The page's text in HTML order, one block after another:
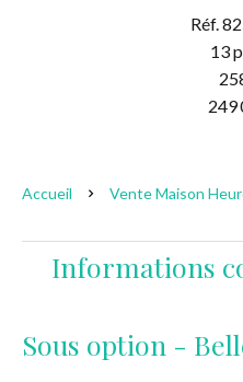
Réf.
13
249
Accueil Vente Maison
Informations
Sous option -